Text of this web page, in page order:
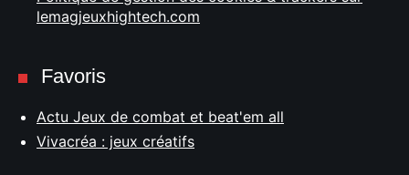
lemagjeuxhightech.com
Favoris
Actu Jeux de combat et beat'em all
Vivacréa : jeux créatifs